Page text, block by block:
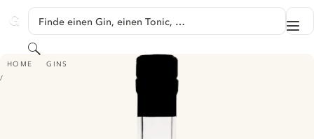
GINVENTORY
Finde einen Gin, einen Tonic, …
Suchen
HOME GINS
BLACK POWDER GOOSEBERRY GIN